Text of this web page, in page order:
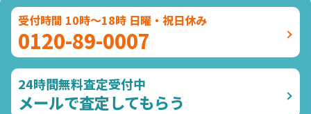
受付時間 10時～18時 日曜・祝日休み
0120-89-0007
24時間無料査定受付中
メールで査定してもらう